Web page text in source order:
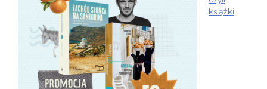
książki